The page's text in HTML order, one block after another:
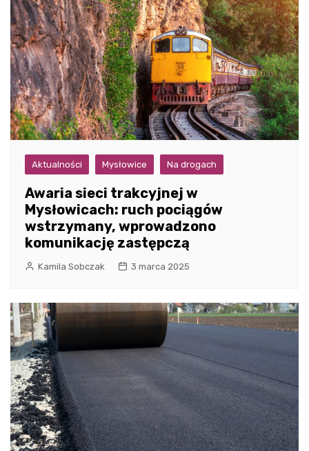
Aktualności Mysłowice Na drogach
Awaria sieci trakcyjnej w
Mysłowicach: ruch pociągów
wstrzymany, wprowadzono
komunikację zastępczą
Kamila Sobczak 3 marca 2025